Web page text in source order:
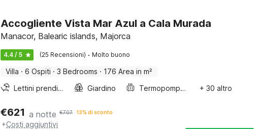
Accogliente Vista Mar Azul a Cala Murada
Manacor, Balearic islands, Majorca
4.4 / 5 (25 Recensioni) · Molto buono
Villa · 6 Ospiti · 3 Bedrooms · 176 Area in m²
Lettini prendisole
Giardino Termopompa aria-aria + 30 altro
€621 a notte €707 13% di sconto
+Costi aggiuntivi